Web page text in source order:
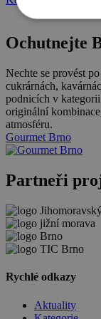
Ochutnejte
Nechte se provést
cukrárnách,
podnicích v
originální
atmosféru.
Gourmet Brno
Partneři
Rychlé odkazy
Aktuality